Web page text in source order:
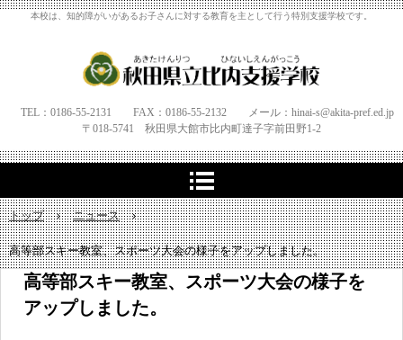
本校は、知的障がいがあるお子さんに対する教育を主として行う特別支援学校です。
TEL：0186-55-2131 FAX：0186-55-2132 メール：hinai-s@akita-pref.ed.jp
〒018-5741 秋田県大館市比内町達子字前田野1‐2
トップ › ニュース ›
高等部スキー教室、スポーツ大会の様子をアップしました。
高等部スキー教室、スポーツ大会の様子を
アップしました。